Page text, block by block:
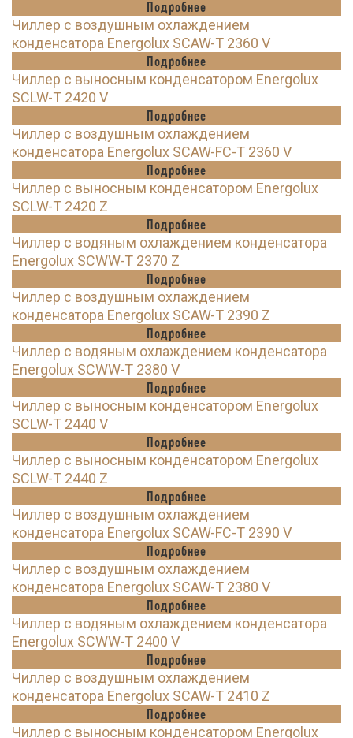
Подробнее
Чиллер с воздушным охлаждением
конденсатора Energolux SCAW-T 2360 V
Подробнее
Чиллер с выносным конденсатором Energolux
SCLW-T 2420 V
Подробнее
Чиллер с воздушным охлаждением
конденсатора Energolux SCAW-FC-T 2360 V
Подробнее
Чиллер с выносным конденсатором Energolux
SCLW-T 2420 Z
Подробнее
Чиллер с водяным охлаждением конденсатора
Energolux SCWW-T 2370 Z
Подробнее
Чиллер с воздушным охлаждением
конденсатора Energolux SCAW-T 2390 Z
Подробнее
Чиллер с водяным охлаждением конденсатора
Energolux SCWW-T 2380 V
Подробнее
Чиллер с выносным конденсатором Energolux
SCLW-T 2440 V
Подробнее
Чиллер с выносным конденсатором Energolux
SCLW-T 2440 Z
Подробнее
Чиллер с воздушным охлаждением
конденсатора Energolux SCAW-FC-T 2390 V
Подробнее
Чиллер с воздушным охлаждением
конденсатора Energolux SCAW-T 2380 V
Подробнее
Чиллер с водяным охлаждением конденсатора
Energolux SCWW-T 2400 V
Подробнее
Чиллер с воздушным охлаждением
конденсатора Energolux SCAW-T 2410 Z
Подробнее
Чиллер с выносным конденсатором Energolux